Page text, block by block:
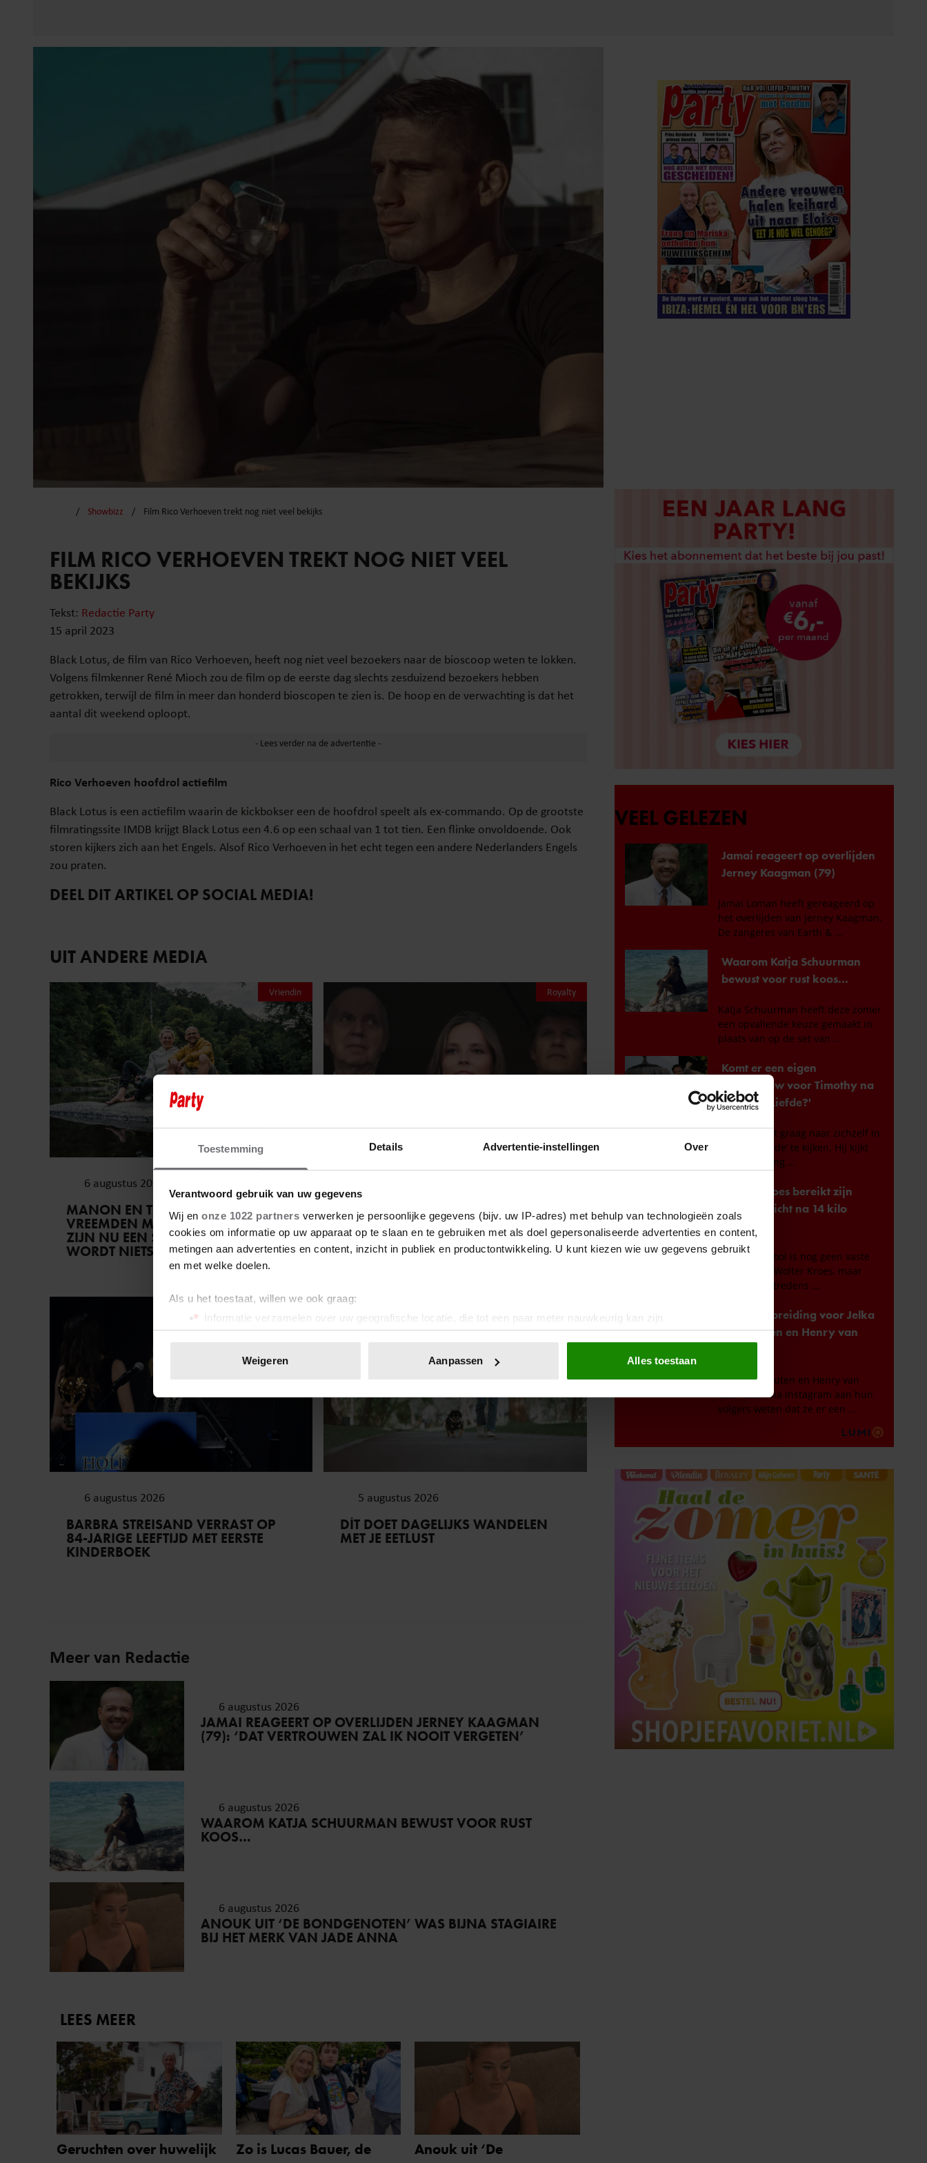
Toestemming Details Advertentie-instellingen Over
Verantwoord gebruik van uw gegevens
Wij en onze 1022 partners verwerken je persoonlijke gegevens (bijv. uw IP-adres) met behulp van technologieën zoals
cookies om informatie op uw apparaat op te slaan en te gebruiken met als doel gepersonaliseerde advertenties en content,
metingen aan advertenties en content, inzicht in publiek en productontwikkeling. U kunt kiezen wie uw gegevens gebruikt
en met welke doelen.
Als u het toestaat, willen we ook graag:
Informatie verzamelen over uw geografische locatie, die tot een paar meter nauwkeurig kan zijn
Uw apparaat identificeren door het actief te scannen op specifieke eigenschappen (fingerprinting)
toestemming op elk moment wijzigen of intrekken in de Cookieverklaring.
We gebruiken cookies om content en advertenties te personaliseren, om functies voor social media te bieden en om ons
websiteverkeer te analyseren. Ook delen we informatie over uw gebruik van onze site met onze partners voor social
media, adverteren en analyse. Deze partners kunnen deze gegevens combineren met andere informatie die u aan ze heeft
verstrekt of die ze hebben verzameld op basis van uw gebruik van hun services. U gaat akkoord met onze cookies als u
onze website blijft gebruiken.
Weigeren Aanpassen Alles toestaan
Showbizz Film Rico Verhoeven trekt nog niet veel bekijks
FILM RICO VERHOEVEN TREKT NOG NIET VEEL
BEKIJKS
Tekst: Redactie Party
15 april 2023
Black Lotus, de film van Rico Verhoeven, heeft nog niet veel bezoekers naar de bioscoop weten te lokken.
Volgens filmkenner René Mioch zou de film op de eerste dag slechts zesduizend bezoekers hebben
getrokken, terwijl de film in meer dan honderd bioscopen te zien is. De hoop en de verwachting is dat het
aantal dit weekend oploopt.
Rico Verhoeven hoofdrol actiefilm
Black Lotus is een actiefilm waarin de kickbokser een de hoofdrol speelt als ex-commando. Op de grootste
filmratingssite IMDB krijgt Black Lotus een 4.6 op een schaal van 1 tot tien. Een flinke onvoldoende. Ook
storen kijkers zich aan het Engels. Alsof Rico Verhoeven in het echt tegen een andere Nederlanders Engels
zou praten.
DEEL DIT ARTIKEL OP SOCIAL MEDIA!
UIT ANDERE MEDIA
Vriendin
6 augustus 2026
MANON EN TOBIAS GINGEN ALS
VREEMDEN MET ELKAAR OP REIS EN
ZIJN NU EEN STEL: ‘IK ZEI NOG: DIT
WORDT NIETS!’
Royalty
PRINSES INGRID ALEXANDRA
VERVOLGT STUDENTENTIJD IN
OSLO
Weekend
6 augustus 2026
BARBRA STREISAND VERRAST OP
84-JARIGE LEEFTIJD MET EERSTE
KINDERBOEK
5 augustus 2026
DÍT DOET DAGELIJKS WANDELEN
MET JE EETLUST
Meer van Redactie
6 augustus 2026
JAMAI REAGEERT OP OVERLIJDEN JERNEY KAAGMAN
(79): ‘DAT VERTROUWEN ZAL IK NOOIT VERGETEN’
6 augustus 2026
WAAROM KATJA SCHUURMAN BEWUST VOOR RUST
KOOS…
6 augustus 2026
ANOUK UIT ‘DE BONDGENOTEN’ WAS BIJNA STAGIAIRE
BIJ HET MERK VAN JADE ANNA